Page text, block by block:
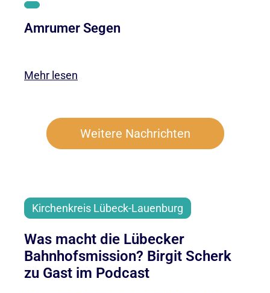
Amrumer Segen
Mehr lesen
Weitere Nachrichten
Kirchenkreis Lübeck-Lauenburg
Was macht die Lübecker
Bahnhofsmission? Birgit Scherk
zu Gast im Podcast